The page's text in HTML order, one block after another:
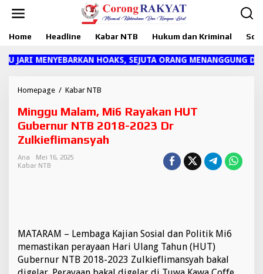
Home Headline Kabar NTB Hukum dan Kriminal
JARI MENYEBARKAN HOAKS, SEJUTA ORANG MENANGGUNG
Homepage / Kabar NTB
n
g
g
u
6
R
a
y
Minggu Malam, Mi6 Rayakan HUT
Gubernur NTB 2018-2023 Dr
Zulkieflimansyah
Ana
Mei 16, 2025
Kabar NTB
MATARAM – Lembaga Kajian Sosial dan Politik Mi6
memastikan perayaan Hari Ulang Tahun (HUT)
Gubernur NTB 2018-2023 Zulkieflimansyah bakal